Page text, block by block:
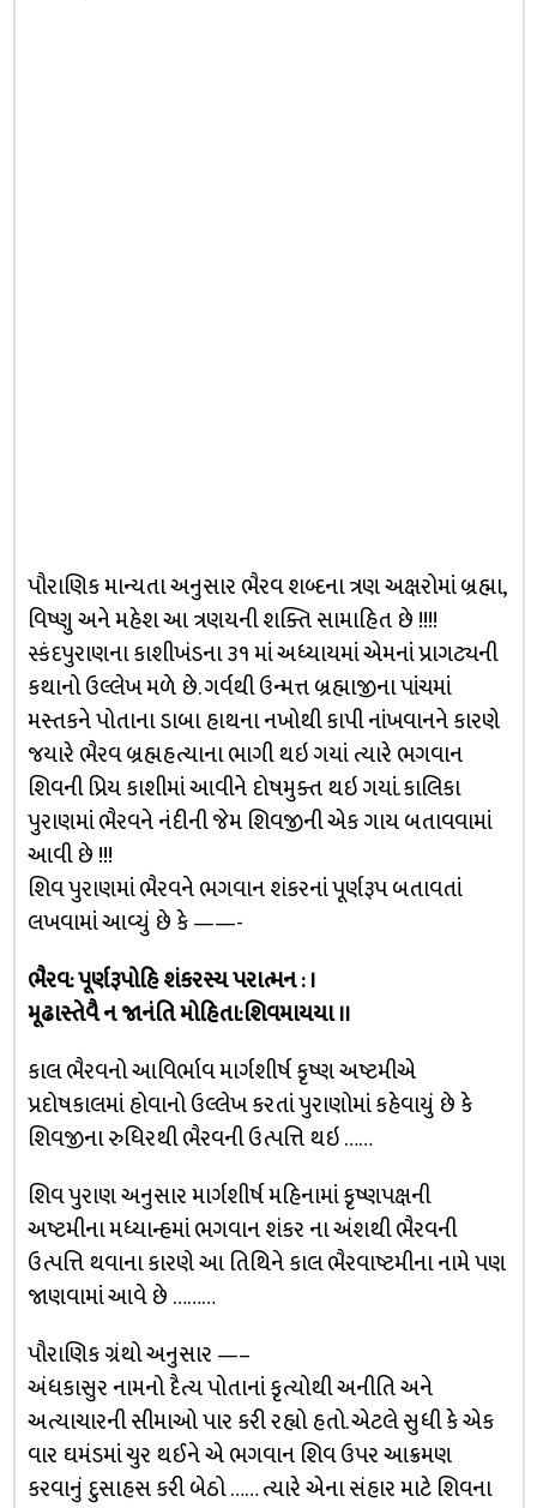
પૌરાણિક માન્યતા અનુસાર ભૈરવ શબ્દના ત્રણ અક્ષરોમાં બ્રહ્મા,
વિષ્ણુ અને મહેશ આ ત્રણયની શક્તિ સામાહિત છે !!!!
સ્કંદપુરાણના કાશીખંડના ૩૧ માં અધ્યાયમાં એમનાં પ્રાગટ્યની
કથાનો ઉલ્લેખ મળે છે. ગર્વથી ઉન્મત્ત બ્રહ્માજીના પાંચમાં
મસ્તકને પોતાના ડાબા હાથના નખોથી કાપી નાંખવાનને કારણે
જયારે ભૈરવ બ્રહ્મહત્યાના ભાગી થઇ ગયાં ત્યારે ભગવાન
શિવની પ્રિય કાશીમાં આવીને દોષમુક્ત થઇ ગયાં. કાલિકા
પુરાણમાં ભૈરવને નંદીની જેમ શિવજીની એક ગાય બતાવવામાં
આવી છે !!!
શિવ પુરાણમાં ભૈરવને ભગવાન શંકરનાં પૂર્ણરૂપ બતાવતાં
લખવામાં આવ્યું છે કે ——-
ભૈરવ: પૂર્ણરૂપોહિ શંકરસ્ય પરાત્મન : ।
મૂઢાસ્તેવૈ ન જાનંતિ મોહિતા:શિવમાયયા ।।
કાલ ભૈરવનો આવિર્ભાવ માર્ગશીર્ષ કૃષ્ણ અષ્ટમીએ
પ્રદોષકાલમાં હોવાનો ઉલ્લેખ કરતાં પુરાણોમાં કહેવાયું છે કે
શિવજીના રુધિરથી ભૈરવની ઉત્પત્તિ થઇ ……
શિવ પુરાણ અનુસાર માર્ગશીર્ષ મહિનામાં કૃષ્ણપક્ષની
અષ્ટમીના મધ્યાન્હમાં ભગવાન શંકર ના અંશથી ભૈરવની
ઉત્પત્તિ થવાના કારણે આ તિથિને કાલ ભૈરવાષ્ટમીના નામે પણ
જાણવામાં આવે છે ………
પૌરાણિક ગ્રંથો અનુસાર —–
અંધકાસુર નામનો દૈત્ય પોતાનાં કૃત્યોથી અનીતિ અને
અત્યાચારની સીમાઓ પાર કરી રહ્યો હતો. એટલે સુધી કે એક
વાર ઘમંડમાં ચુર થઈને એ ભગવાન શિવ ઉપર આક્રમણ
કરવાનું દુસાહસ કરી બેઠો …… ત્યારે એના સંહાર માટે શિવના